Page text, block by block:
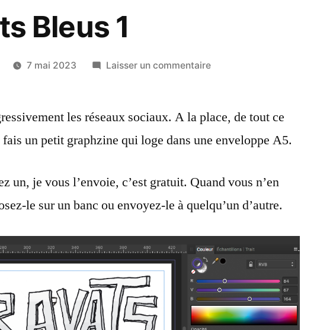
Bleus 1
7 mai 2023 Laisser un commentairesur
1
les réseaux sociaux. A la place, de tout ce
un petit graphzine qui loge dans une enveloppe A5.
un, je vous l’envoie, c’est gratuit. Quand vous n’en
le sur un banc ou envoyez-le à quelqu’un d’autre.